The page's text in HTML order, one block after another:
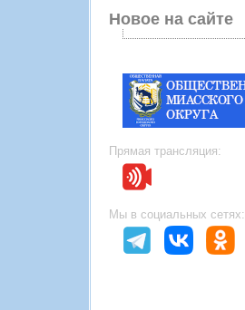
Новое на сайте
Прямая трансляция:
Мы в социальных сетях: